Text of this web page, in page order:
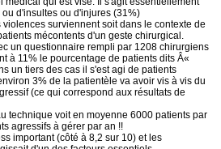
d'insultes ou d'injures (31%)
surviennent soit dans le contexte de
mécontents d'un geste chirurgical.
un questionnaire rempli par 1208 chirurgiens
à 11% le pourcentage de patients dits Â«
un tiers des cas il s'est agi de patients
3% de la patientèle va avoir vis à vis du
(ce qui correspond aux résultats de
technique voit en moyenne 6000 patients par
agressifs à gérer par an !!
important (côté à 8,2 sur 10) et les